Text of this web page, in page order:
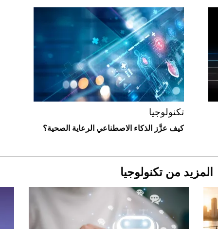
أغلى 10 عطور في العالم للرجال تمنحك فخامة
استثنائية
Comeback" في جدة (فيديو)
2026-07-25
"بوجاتي ميسترال" الاستثنائية للبيع في
مزاد مونتيري
2026-07-23
تكنولوجيا
كيف عزَّز الذكاء الاصطناعي الرعاية الصحية؟
المزيد من تكنولوجيا